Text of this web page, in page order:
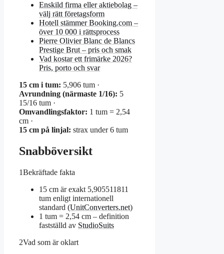
Enskild firma eller aktiebolag –
välj rätt företagsform
Hotell stämmer Booking.com –
över 10 000 i rättsprocess
Pierre Olivier Blanc de Blancs
Prestige Brut – pris och smak
Vad kostar ett frimärke 2026?
Pris, porto och svar
15 cm i tum: 5,906 tum ·
Avrundning (närmaste 1/16): 5
15/16 tum ·
Omvandlingsfaktor: 1 tum = 2,54
cm ·
15 cm på linjal: strax under 6 tum
Snabböversikt
1Bekräftade fakta
15 cm är exakt 5,905511811
tum enligt internationell
standard (UnitConverters.net)
1 tum = 2,54 cm – definition
fastställd av StudioSuits
2Vad som är oklart